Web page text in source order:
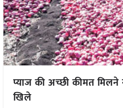
प्याज की अच्छी कीमत
खिले